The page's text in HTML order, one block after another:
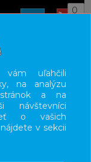
0
vám uľahčili
na analýzu
a na
návštevníci
o vašich
v sekcii